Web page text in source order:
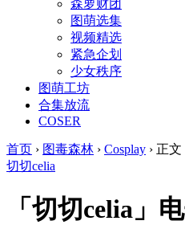
森萝财团
图萌选集
视频精选
紧急企划
少女秩序
图萌工坊
合集放流
COSER
首页 › 图毒森林 › Cosplay › 正文
切切celia
「切切celia」